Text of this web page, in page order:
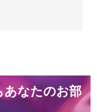
あなたのお部